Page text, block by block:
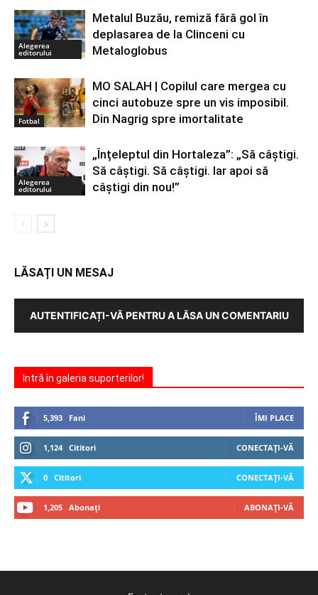
Alegerea
editorului
Metalul Buzău, remiză fără gol în
deplasarea de la Clinceni cu
Metaloglobus
Fotbal
MO SALAH | Copilul care mergea cu
cinci autobuze spre un vis imposibil.
Din Nagrig spre imortalitate
Alegerea
editorului
„Înțeleptul din Hortaleza”: „Să câștigi.
Să câștigi. Să câștigi. Iar apoi să
câștigi din nou!”
LĂSAȚI UN MESAJ
AUTENTIFICAȚI-VĂ PENTRU A LĂSA UN COMENTARIU
Intră în galeria suporterilor!
5,393 Fani ÎMI PLACE
1,124 Cititori CONECTAȚI-VĂ
0 Cititori CONECTAȚI-VĂ
1,205 Abonați ABONAȚI-VĂ